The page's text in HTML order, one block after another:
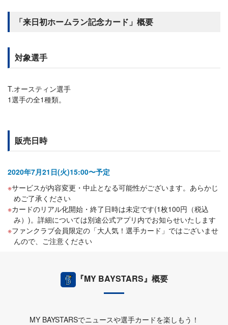
「来日初ホームラン記念カード」概要
対象選手
T.オースティン選手
1選手の全1種類。
販売日時
2020年7月21日(火)15:00〜予定
サービスが内容変更・中止となる可能性がございます。あらかじ
めご了承ください
カードのリアル化開始・終了日時は未定です(1枚100円（税込
み）)。詳細については別途公式アプリ内でお知らせいたします
ファンクラブ会員限定の「大人気！選手カード」ではございませ
んので、ご注意ください
『MY BAYSTARS』概要
MY BAYSTARSでニュースや選手カードを楽しもう！